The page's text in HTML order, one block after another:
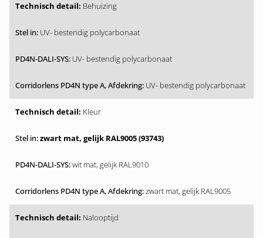
Behuizing
UV- bestendig polycarbonaat
UV- bestendig polycarbonaat
UV- bestendig polycarbonaat
Kleur
zwart mat, gelijk RAL9005 (93743)
wit mat, gelijk RAL9010
zwart mat, gelijk RAL9005
Nalooptijd